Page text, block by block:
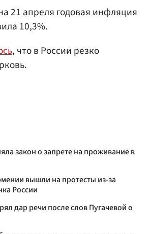
21 апреля годовая инфляция
10,3%.
, что в России резко
закон о запрете на проживание в
вышли на протесты из-за
России
дар речи после слов Пугачевой о